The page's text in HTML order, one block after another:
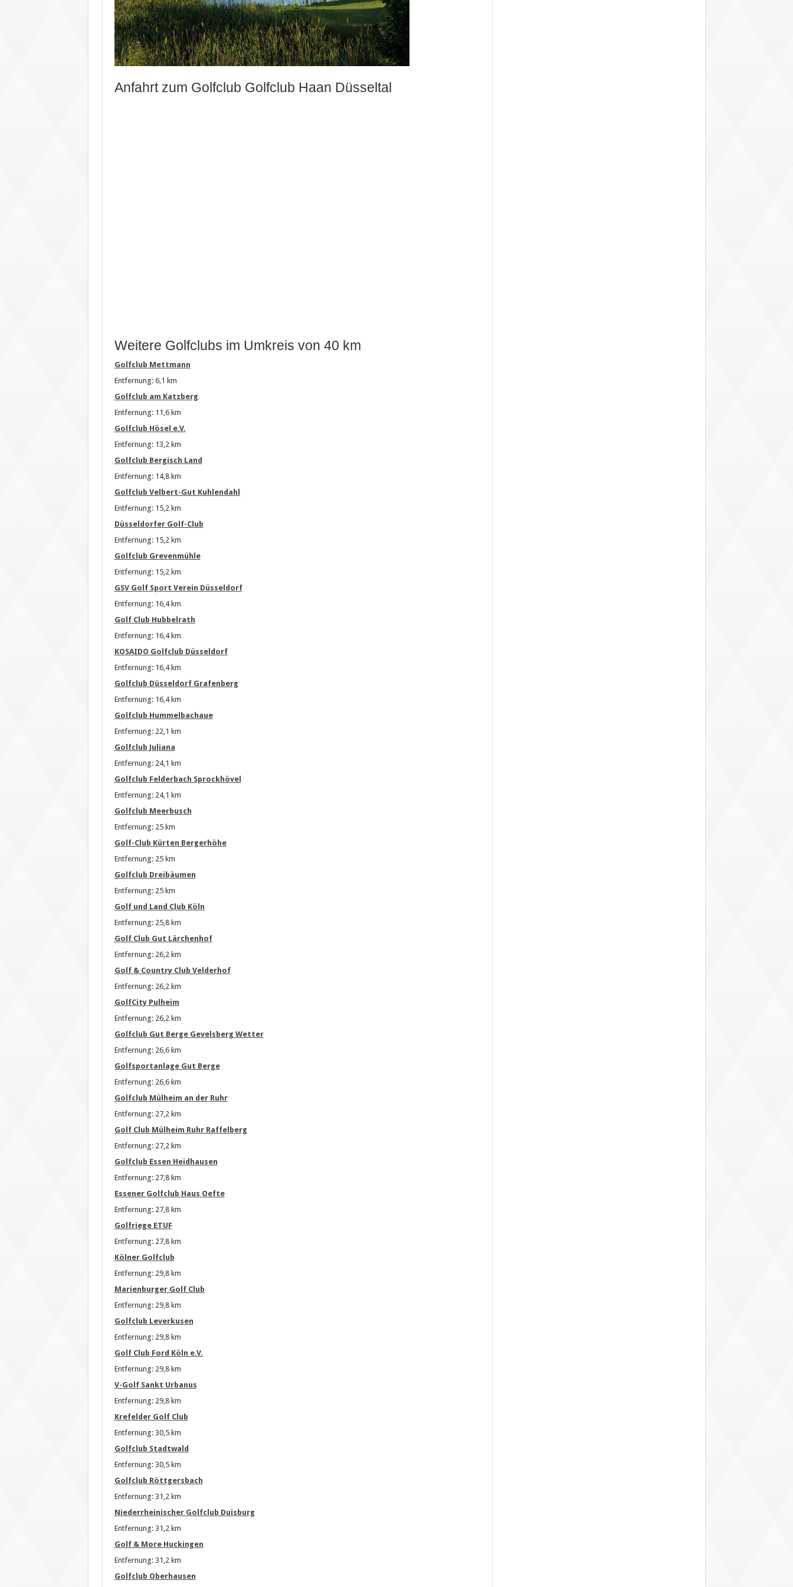
Anfahrt zum Golfclub Golfclub Haan Düsseltal
Weitere Golfclubs im Umkreis von 40 km
Golfclub Mettmann
Entfernung: 6,1 km
Golfclub am Katzberg
Entfernung: 11,6 km
Golfclub Hösel e.V.
Entfernung: 13,2 km
Golfclub Bergisch Land
Entfernung: 14,8 km
Golfclub Velbert-Gut Kuhlendahl
Entfernung: 15,2 km
Düsseldorfer Golf-Club
Entfernung: 15,2 km
Golfclub Grevenmühle
Entfernung: 15,2 km
GSV Golf Sport Verein Düsseldorf
Entfernung: 16,4 km
Golf Club Hubbelrath
Entfernung: 16,4 km
KOSAIDO Golfclub Düsseldorf
Entfernung: 16,4 km
Golfclub Düsseldorf Grafenberg
Entfernung: 16,4 km
Golfclub Hummelbachaue
Entfernung: 22,1 km
Golfclub Juliana
Entfernung: 24,1 km
Golfclub Felderbach Sprockhövel
Entfernung: 24,1 km
Golfclub Meerbusch
Entfernung: 25 km
Golf-Club Kürten Bergerhöhe
Entfernung: 25 km
Golfclub Dreibäumen
Entfernung: 25 km
Golf und Land Club Köln
Entfernung: 25,8 km
Golf Club Gut Lärchenhof
Entfernung: 26,2 km
Golf & Country Club Velderhof
Entfernung: 26,2 km
GolfCity Pulheim
Entfernung: 26,2 km
Golfclub Gut Berge Gevelsberg Wetter
Entfernung: 26,6 km
Golfsportanlage Gut Berge
Entfernung: 26,6 km
Golfclub Mülheim an der Ruhr
Entfernung: 27,2 km
Golf Club Mülheim Ruhr Raffelberg
Entfernung: 27,2 km
Golfclub Essen Heidhausen
Entfernung: 27,8 km
Essener Golfclub Haus Oefte
Entfernung: 27,8 km
Golfriege ETUF
Entfernung: 27,8 km
Kölner Golfclub
Entfernung: 29,8 km
Marienburger Golf Club
Entfernung: 29,8 km
Golfclub Leverkusen
Entfernung: 29,8 km
Golf Club Ford Köln e.V.
Entfernung: 29,8 km
V-Golf Sankt Urbanus
Entfernung: 29,8 km
Krefelder Golf Club
Entfernung: 30,5 km
Golfclub Stadtwald
Entfernung: 30,5 km
Golfclub Röttgersbach
Entfernung: 31,2 km
Niederrheinischer Golfclub Duisburg
Entfernung: 31,2 km
Golf & More Huckingen
Entfernung: 31,2 km
Golfclub Oberhausen